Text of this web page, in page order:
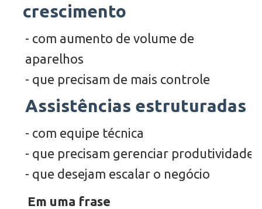
crescimento
- com aumento de volume de
aparelhos
- que precisam de mais controle
Assistências estruturadas
- com equipe técnica
- que precisam gerenciar produtividade
- que desejam escalar o negócio
Em uma frase